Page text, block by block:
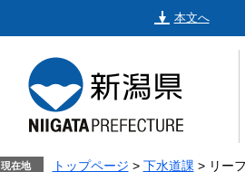
本文へ
現在地 トップページ > 下水道課 > リー